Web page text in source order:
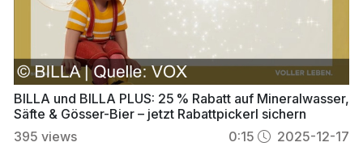
BILLA und BILLA PLUS: 25 % Rabatt auf Mineralwasser,
Säfte & Gösser-Bier – jetzt Rabattpickerl sichern
395 views 0:15 2025-12-17